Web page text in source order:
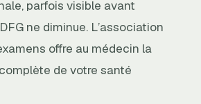
parfois visible avant
ne diminue. L’association
offre au médecin la
de votre santé